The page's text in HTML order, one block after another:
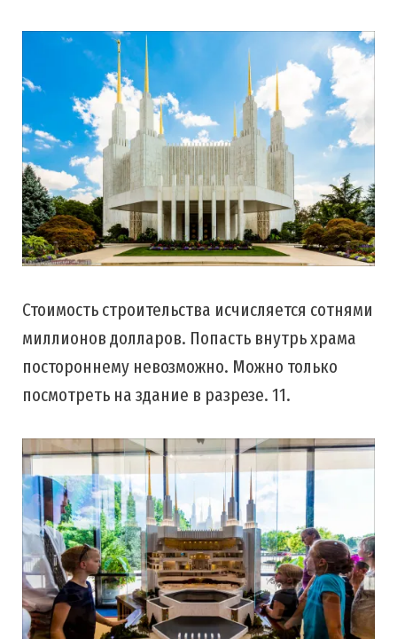
Стоимость строительства исчисляется сотнями
миллионов долларов. Попасть внутрь храма
постороннему невозможно. Можно только
посмотреть на здание в разрезе. 11.